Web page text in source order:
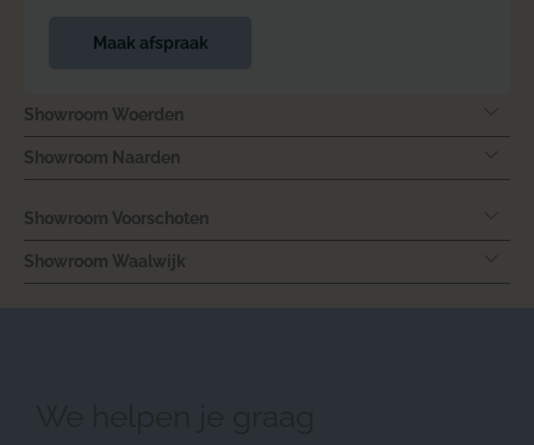
Maak afspraak
Showroom Woerden
Showroom Naarden
Showroom Voorschoten
Showroom Waalwijk